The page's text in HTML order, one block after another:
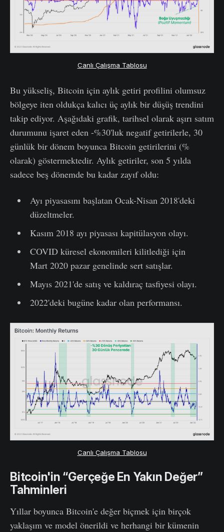
Canlı Çalışma Tablosu
Bu yükseliş, Bitcoin için aylık getiri profilini olumsuz
bölgeye iten oldukça kalıcı üç aylık bir düşüş trendini
takip ediyor. Aşağıdaki grafik, tarihsel olarak aşırı satım
durumunu işaret eden -%30'luk negatif getirilerle, 30
günlük bir dönem boyunca Bitcoin getirilerini (%
olarak) göstermektedir. Aylık getiriler, son 5 yılda
sadece beş dönemde bu kadar zayıf oldu:
Ayı piyasasını başlatan Ocak-Nisan 2018'deki
düzeltmeler.
Kasım 2018 ayı piyasası kapitülasyon olayı.
COVID küresel ekonomileri kilitlediği için
Mart 2020 pazar genelinde sert satışlar.
Mayıs 2021'de satış ve kaldıraç tasfiyesi olayı.
2022'deki bugüne kadar olan performansı.
Canlı Çalışma Tablosu
Bitcoin'in “Gerçeğe En Yakın Değer”
Tahminleri
Yıllar boyunca Bitcoin'e değer biçmek için birçok
yaklaşım ve model önerildi ve herhangi bir kümenin